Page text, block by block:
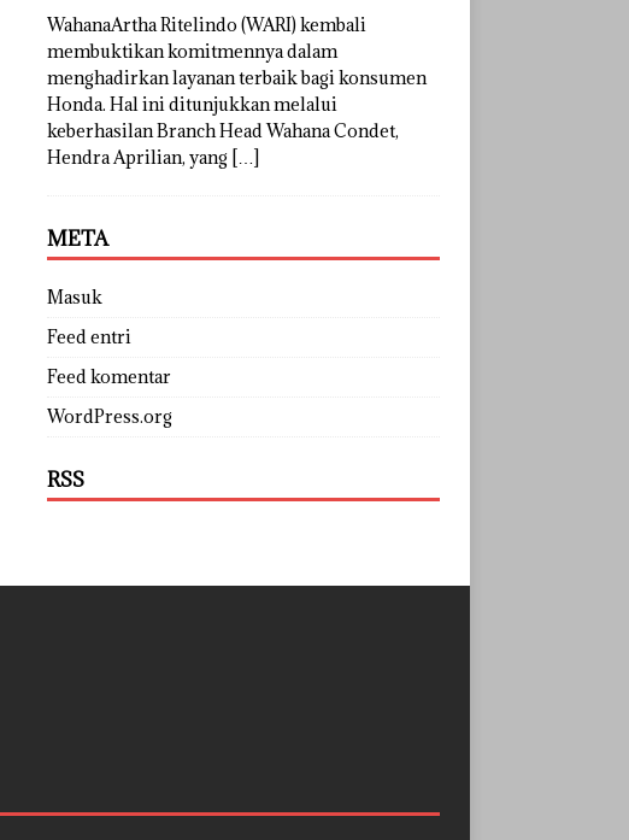
WahanaArtha Ritelindo (WARI) kembali
membuktikan komitmennya dalam
menghadirkan layanan terbaik bagi konsumen
Honda. Hal ini ditunjukkan melalui
keberhasilan Branch Head Wahana Condet,
Hendra Aprilian, yang […]
META
Masuk
Feed entri
Feed komentar
WordPress.org
RSS